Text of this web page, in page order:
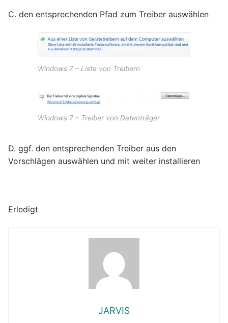
C. den entsprechenden Pfad zum Treiber auswählen
Windows 7 – Liste von Treibern
Windows 7 – Treiber von Datenträger
D. ggf. den entsprechenden Treiber aus den
Vorschlägen auswählen und mit weiter installieren
Erledigt
JARVIS